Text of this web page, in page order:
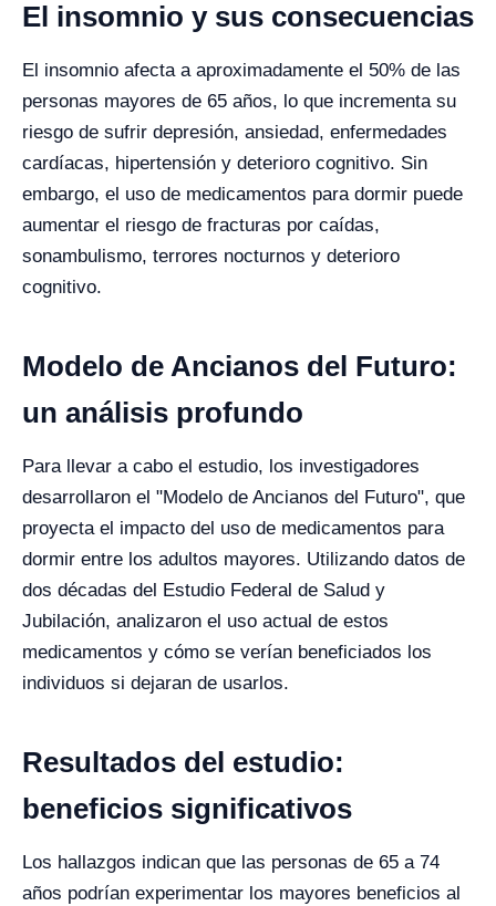
El insomnio y sus consecuencias
El insomnio afecta a aproximadamente el 50% de las
personas mayores de 65 años, lo que incrementa su
riesgo de sufrir depresión, ansiedad, enfermedades
cardíacas, hipertensión y deterioro cognitivo. Sin
embargo, el uso de medicamentos para dormir puede
aumentar el riesgo de fracturas por caídas,
sonambulismo, terrores nocturnos y deterioro
cognitivo.
Modelo de Ancianos del Futuro:
un análisis profundo
Para llevar a cabo el estudio, los investigadores
desarrollaron el "Modelo de Ancianos del Futuro", que
proyecta el impacto del uso de medicamentos para
dormir entre los adultos mayores. Utilizando datos de
dos décadas del Estudio Federal de Salud y
Jubilación, analizaron el uso actual de estos
medicamentos y cómo se verían beneficiados los
individuos si dejaran de usarlos.
Resultados del estudio:
beneficios significativos
Los hallazgos indican que las personas de 65 a 74
años podrían experimentar los mayores beneficios al